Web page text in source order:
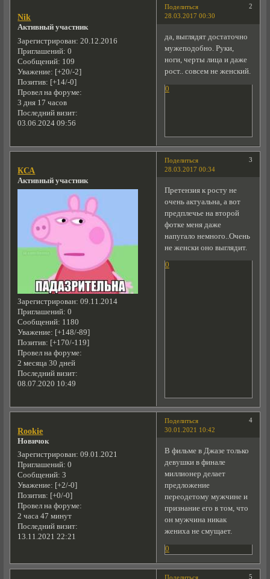
Поделиться
2
28.03.2017 00:30
Nik
Активный участник
Зарегистрирован: 20.12.2016
Приглашений: 0
Сообщений: 109
Уважение: [+20/-2]
Позитив: [+14/-0]
Провел на форуме:
3 дня 17 часов
Последний визит:
03.06.2024 09:56
да, выглядят достаточно
мужеподобно. Руки,
ноги, черты лица и даже
рост.. совсем не женский.
0
Поделиться
3
28.03.2017 00:34
КСА
Активный участник
Зарегистрирован: 09.11.2014
Приглашений: 0
Сообщений: 1180
Уважение: [+148/-89]
Позитив: [+170/-119]
Провел на форуме:
2 месяца 30 дней
Последний визит:
08.07.2020 10:49
Претензия к росту не
очень актуальна, а вот
предплечье на второй
фотке меня даже
напугало немного..Очень
не женски оно выглядит.
0
Поделиться
4
30.01.2021 10:42
Rookie
Новичок
Зарегистрирован: 09.01.2021
Приглашений: 0
Сообщений: 3
Уважение: [+2/-0]
Позитив: [+0/-0]
Провел на форуме:
2 часа 47 минут
Последний визит:
13.11.2021 22:21
В фильме в Джазе только
девушки в финале
миллионер делает
предложение
переодетому мужчине и
признание его в том, что
он мужчина никак
жениха не смущает.
0
Поделиться 5